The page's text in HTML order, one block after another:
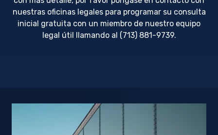
nuestras oficinas legales para programar su consulta
inicial gratuita con un miembro de nuestro equipo
legal útil llamando al (713) 881-9739.